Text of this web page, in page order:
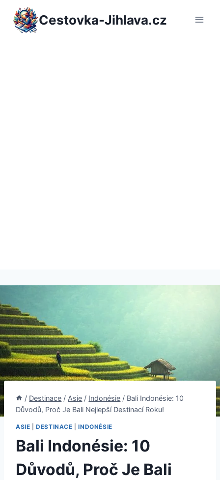
Přeskočit
obsah
Cestovka-Jihlava.cz
/ Destinace / Asie / Indonésie / Bali Indonésie: 10
Důvodů, Proč Je Bali Nejlepší Destinací Roku!
ASIE |DESTINACE |INDONÉSIE
Bali Indonésie: 10
Důvodů, Proč Je Bali